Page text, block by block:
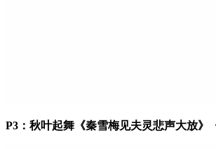
P3：秋叶起舞《秦雪梅见夫灵悲声大放》